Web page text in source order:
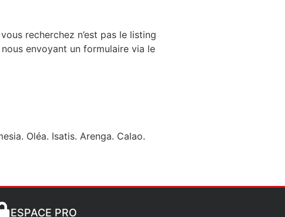
recherchez n’est pas le listing
envoyant un formulaire via le
Oléa. Isatis. Arenga. Calao.
ESPACE PRO